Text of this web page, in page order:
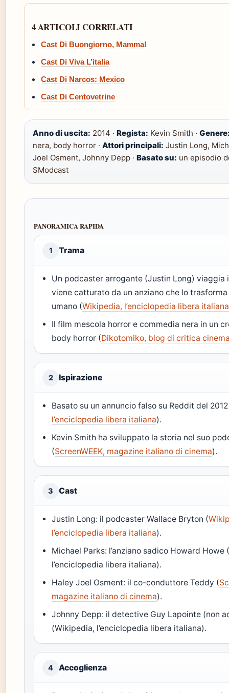
4 ARTICOLI CORRELATI
Cast Di Buongiorno, Mamma!
Cast Di Viva L’italia
Cast Di Narcos: Mexico
Cast Di Centovetrine
Anno di uscita: 2014 · Regista: Kevin Smith ·
nera, body horror · Attori principali: Justin Long,
Joel Osment, Johnny Depp · Basato su: un episodio
SModcast
PANORAMICA RAPIDA
1 Trama
Un podcaster arrogante (Justin Long) viaggia
viene catturato da un anziano che lo
umano (Wikipedia, l’enciclopedia libera italiana
Il film mescola horror e commedia nera in un
body horror (Dikotomiko, blog di critica
2 Ispirazione
Basato su un annuncio falso su Reddit del
l’enciclopedia libera italiana).
Kevin Smith ha sviluppato la storia nel suo
(ScreenWEEK, magazine italiano di cinema).
3 Cast
Justin Long: il podcaster Wallace Bryton (
l’enciclopedia libera italiana).
Michael Parks: l’anziano sadico Howard Howe
l’enciclopedia libera italiana).
Haley Joel Osment: il co-conduttore Teddy (
magazine italiano di cinema).
Johnny Depp: il detective Guy Lapointe (non
(Wikipedia, l’enciclopedia libera italiana).
4 Accoglienza